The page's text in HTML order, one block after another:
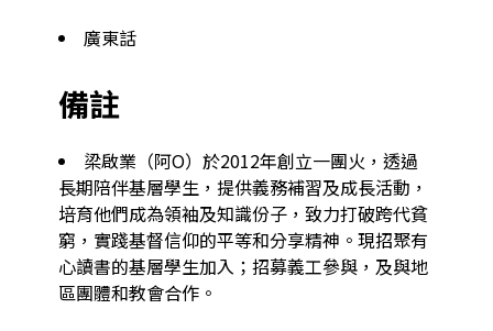
廣東話
備註
梁啟業（阿O）於2012年創立一團火，透過
長期陪伴基層學生，提供義務補習及成長活動，
培育他們成為領袖及知識份子，致力打破跨代貧
窮，實踐基督信仰的平等和分享精神。現招聚有
心讀書的基層學生加入；招募義工參與，及與地
區團體和教會合作。